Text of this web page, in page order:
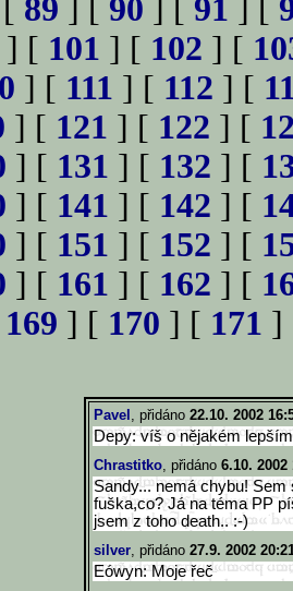
89 ] [ 90 ] [ 91 ] [
] [ 101 ] [ 102 ] [
] [ 111 ] [ 112 ] [
] [ 121 ] [ 122 ] [
] [ 131 ] [ 132 ] [
] [ 141 ] [ 142 ] [
] [ 151 ] [ 152 ] [
] [ 161 ] [ 162 ] [
169 ] [ 170 ] [ 171 ]
Pavel , přidáno 22.10. 2002
Depy: víš o nějakém
Chrastitko, přidáno 6.10. 2002
Sandy... nemá chybu!
fuška,co? Já na téma PP
jsem z toho death.. :-)
silver, přidáno 27.9. 2002
Eówyn: Moje řeč